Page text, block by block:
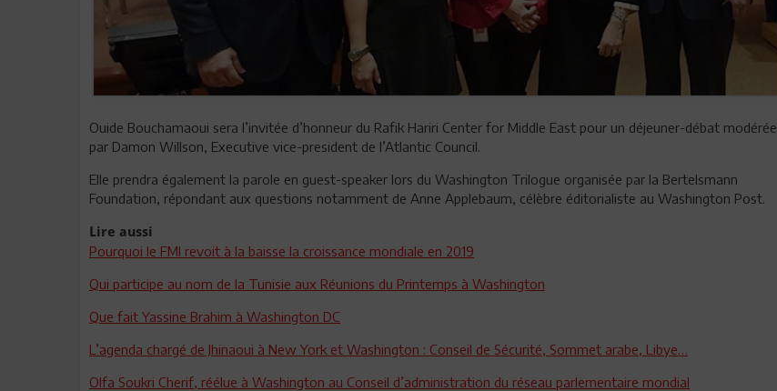
Ouide Bouchamaoui sera l’invitée d’honneur du Rafik Hariri Center for Middle East pour un déjeuner-débat modérée
par Damon Willson, Executive vice-president de l’Atlantic Council.
Elle prendra également la parole en guest-speaker lors du Washington Trilogue organisée par la Bertelsmann
Foundation, répondant aux questions notamment de Anne Applebaum, célèbre éditorialiste au Washington Post.
Lire aussi
Pourquoi le FMI revoit à la baisse la croissance mondiale en 2019
Qui participe au nom de la Tunisie aux Réunions du Printemps à Washington
Que fait Yassine Brahim à Washington DC
L’agenda chargé de Jhinaoui à New York et Washington : Conseil de Sécurité, Sommet arabe, Libye…
Olfa Soukri Cherif, réélue à Washington au Conseil d’administration du réseau parlementaire mondial